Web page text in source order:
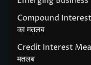
Compound Interest
का मतलब
Credit Interest
मतलब